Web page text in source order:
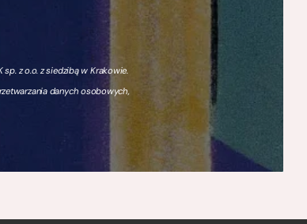
z o.o. z siedzibą w Krakowie.
danych osobowych,